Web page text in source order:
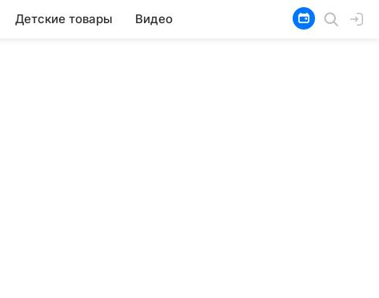
Детские товары Видео